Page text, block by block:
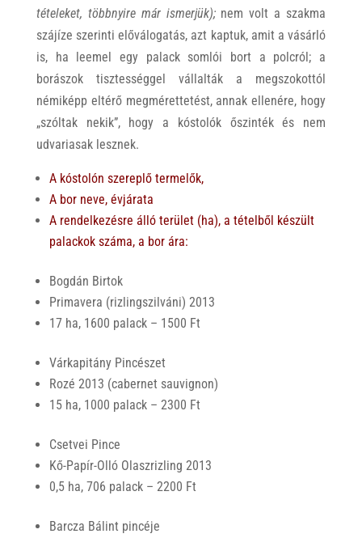
tételeket, többnyire már ismerjük); nem volt a szakma
szájíze szerinti előválogatás, azt kaptuk, amit a vásárló
is, ha leemel egy palack somlói bort a polcról; a
borászok tisztességgel vállalták a megszokottól
némiképp eltérő megmérettetést, annak ellenére, hogy
„szóltak nekik”, hogy a kóstolók őszinték és nem
udvariasak lesznek.
A kóstolón szereplő termelők,
A bor neve, évjárata
A rendelkezésre álló terület (ha), a tételből készült
palackok száma, a bor ára:
Bogdán Birtok
Primavera (rizlingszilváni) 2013
17 ha, 1600 palack – 1500 Ft
Várkapitány Pincészet
Rozé 2013 (cabernet sauvignon)
15 ha, 1000 palack – 2300 Ft
Csetvei Pince
Kő-Papír-Olló Olaszrizling 2013
0,5 ha, 706 palack – 2200 Ft
Barcza Bálint pincéje